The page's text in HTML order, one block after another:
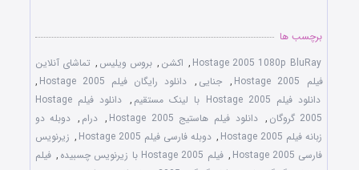
برچسب ها
Hostage 2005 1080p BluRay
, اکشن , بروس ویلیس , تماشای آنلاین
فیلم Hostage 2005
, جنایی , دانلود رایگان فیلم Hostage 2005
,
دانلود فیلم Hostage 2005 با لینک مستقیم
,
دانلود فیلم Hostage
2005 گروگان
, دانلود فیلم هاستیج Hostage 2005 , درام , دوبله دو
زبانه فیلم Hostage 2005
, دوبله فارسی فیلم Hostage 2005 , زیرنویس
فارسی Hostage 2005
, فیلم Hostage 2005 با زیرنویس چسبیده , فیلم